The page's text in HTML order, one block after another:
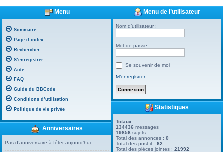
Menu
Sommaire
Page d’index
Rechercher
S’enregistrer
Aide
FAQ
Guide du BBCode
Conditions d’utilisation
Politique de vie privée
Anniversaires
Pas d’anniversaire à fêter aujourd’hui
Menu de l’utilisateur
Nom d’utilisateur :
Mot de passe :
Se souvenir de moi
M’enregistrer
Statistiques
Totaux
134436 messages
19856 sujets
Total des annonces :0
Total des post-it :62
Total des pièces jointes :21992